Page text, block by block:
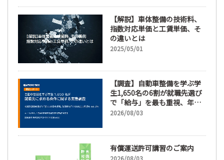
【解説】車体整備の技術料、
指数対応単価と工賃単価、そ
の違いとは
2025/05/01
【調査】自動車整備を学ぶ学
生1,650名の6割が就職先選び
で「給与」を最も重視、年間
休日「110日以上」希望も
2026/08/03
有償運送許可講習のご案内
2026/08/03